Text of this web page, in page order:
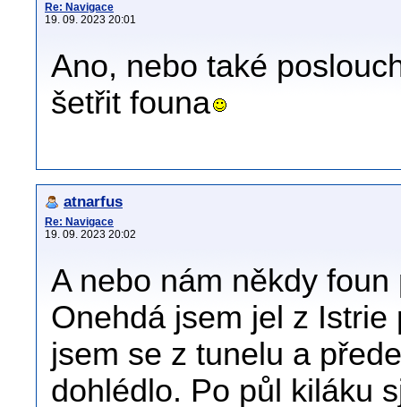
Re: Navigace
19. 09. 2023 20:01
Ano, nebo také
šetřit founa
atnarfus
Re: Navigace
19. 09. 2023 20:02
A nebo nám někdy
Onehdá jsem jel z
jsem se z tunelu a
dohlédlo. Po půl kiláku